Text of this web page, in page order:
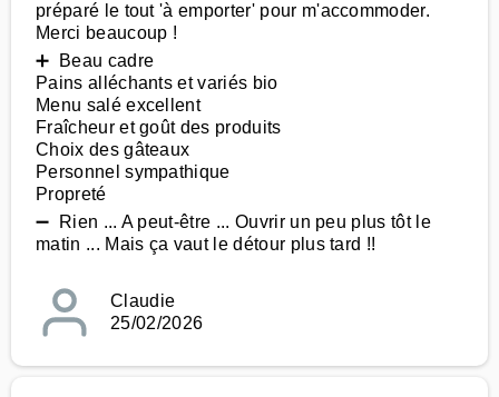
préparé le tout 'à emporter' pour m'accommoder.
Merci beaucoup !
➕ Beau cadre
Pains alléchants et variés bio
Menu salé excellent
Fraîcheur et goût des produits
Choix des gâteaux
Personnel sympathique
Propreté
➖ Rien ... A peut-être ... Ouvrir un peu plus tôt le
matin ... Mais ça vaut le détour plus tard !!
Claudie
25/02/2026